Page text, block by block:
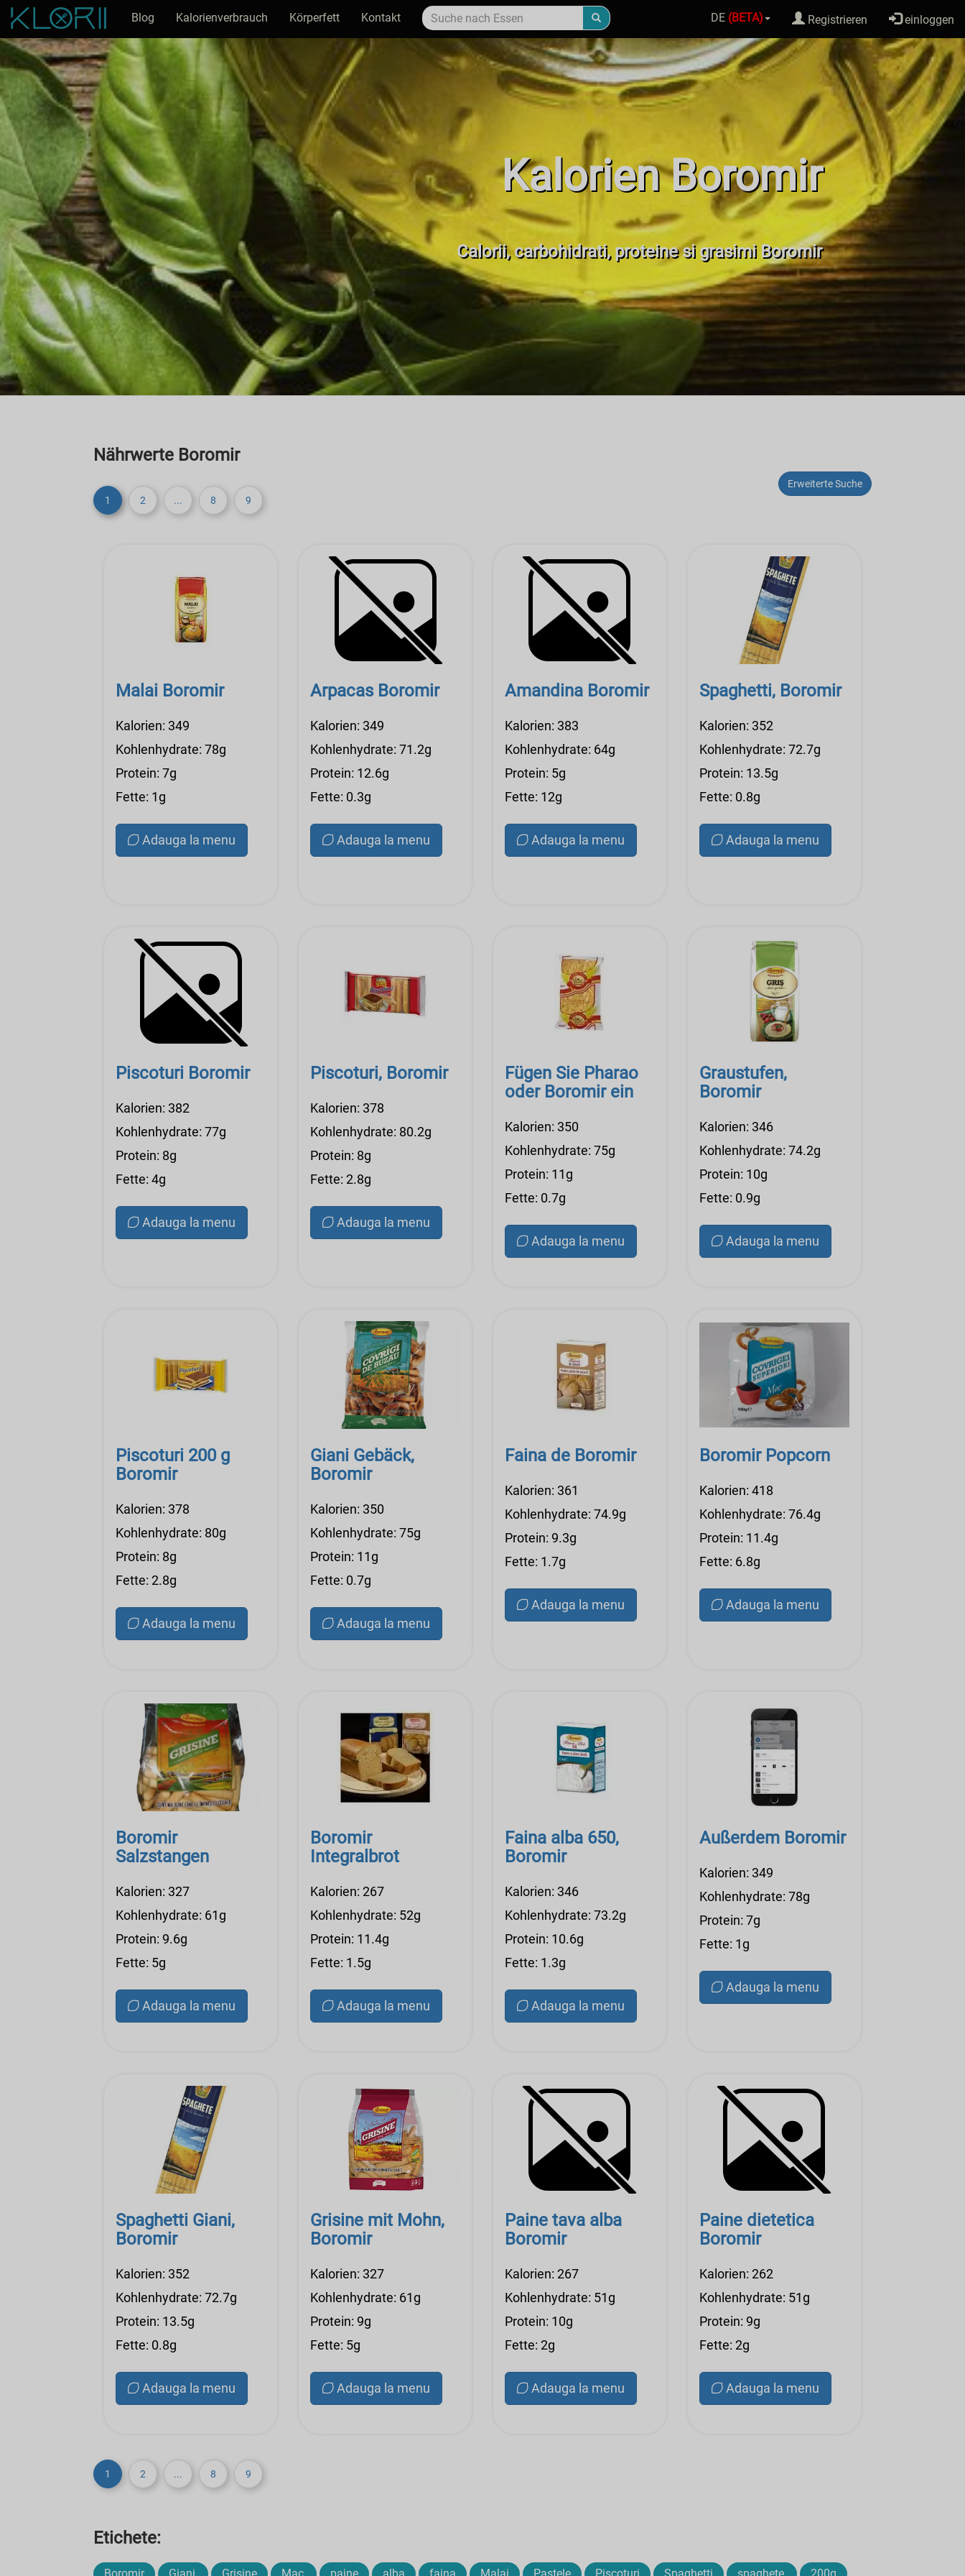
Blog Kalorienverbrauch Körperfett Kontakt DE (BETA) Registrieren einloggen
Kalorien Boromir
Calorii, carbohidrati, proteine si grasimi Boromir
Nährwerte Boromir
Erweiterte Suche
1
2 ... 8 9
Malai Boromir
Kalorien: 349
Kohlenhydrate: 78g
Protein: 7g
Fette: 1g
Adauga la menu
Arpacas Boromir
Kalorien: 349
Kohlenhydrate: 71.2g
Protein: 12.6g
Fette: 0.3g
Adauga la menu
Amandina Boromir
Kalorien: 383
Kohlenhydrate: 64g
Protein: 5g
Fette: 12g
Adauga la menu
Spaghetti, Boromir
Kalorien: 352
Kohlenhydrate: 72.7g
Protein: 13.5g
Fette: 0.8g
Adauga la menu
Piscoturi Boromir
Kalorien: 382
Kohlenhydrate: 77g
Protein: 8g
Fette: 4g
Adauga la menu
Piscoturi, Boromir
Kalorien: 378
Kohlenhydrate: 80.2g
Protein: 8g
Fette: 2.8g
Adauga la menu
Fügen Sie Pharao
oder Boromir ein
Kalorien: 350
Kohlenhydrate: 75g
Protein: 11g
Fette: 0.7g
Adauga la menu
Graustufen,
Boromir
Kalorien: 346
Kohlenhydrate: 74.2g
Protein: 10g
Fette: 0.9g
Adauga la menu
Piscoturi 200 g
Boromir
Kalorien: 378
Kohlenhydrate: 80g
Protein: 8g
Fette: 2.8g
Adauga la menu
Giani Gebäck,
Boromir
Kalorien: 350
Kohlenhydrate: 75g
Protein: 11g
Fette: 0.7g
Adauga la menu
Faina de Boromir
Kalorien: 361
Kohlenhydrate: 74.9g
Protein: 9.3g
Fette: 1.7g
Adauga la menu
Boromir Popcorn
Kalorien: 418
Kohlenhydrate: 76.4g
Protein: 11.4g
Fette: 6.8g
Adauga la menu
Boromir
Salzstangen
Kalorien: 327
Kohlenhydrate: 61g
Protein: 9.6g
Fette: 5g
Adauga la menu
Boromir
Integralbrot
Kalorien: 267
Kohlenhydrate: 52g
Protein: 11.4g
Fette: 1.5g
Adauga la menu
Faina alba 650,
Boromir
Kalorien: 346
Kohlenhydrate: 73.2g
Protein: 10.6g
Fette: 1.3g
Adauga la menu
Außerdem Boromir
Kalorien: 349
Kohlenhydrate: 78g
Protein: 7g
Fette: 1g
Adauga la menu
Spaghetti Giani,
Boromir
Kalorien: 352
Kohlenhydrate: 72.7g
Protein: 13.5g
Fette: 0.8g
Adauga la menu
Grisine mit Mohn,
Boromir
Kalorien: 327
Kohlenhydrate: 61g
Protein: 9g
Fette: 5g
Adauga la menu
Paine tava alba
Boromir
Kalorien: 267
Kohlenhydrate: 51g
Protein: 10g
Fette: 2g
Adauga la menu
Paine dietetica
Boromir
Kalorien: 262
Kohlenhydrate: 51g
Protein: 9g
Fette: 2g
Adauga la menu
1 2 ... 8 9
Etichete: